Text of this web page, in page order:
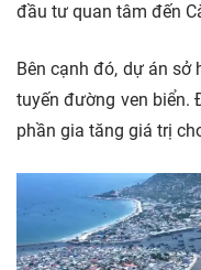
đầu tư quan tâm đến
Bên cạnh đó, dự án sở
tuyến đường ven biển.
phần gia tăng giá trị